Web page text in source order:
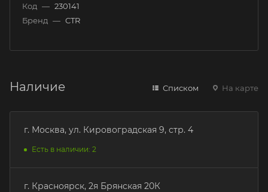
Код — 230141
Бренд — CTR
Наличие Списком На карте
г. Москва, ул. Кировоградская 9, стр. 4
Есть в наличии: 2
г. Красноярск, 2я Брянская 20К